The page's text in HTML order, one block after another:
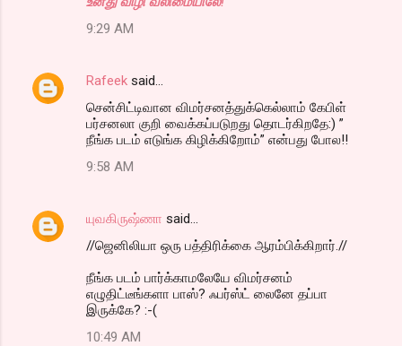
9:29 AM
Rafeek said…
சென்சிட்டிவான விமர்சனத்துக்கெல்லாம் கேபிள்
பர்சனலா குறி வைக்கப்படுறது தொடர்கிறதே:) ”
நீங்க படம் எடுங்க கிழிக்கிறோம்” என்பது போல!!
9:58 AM
யுவகிருஷ்ணா said…
//ஜெனிலியா ஒரு பத்திரிக்கை ஆரம்பிக்கிறார்.//
நீங்க படம் பார்க்காமலேயே விமர்சனம்
எழுதிட்டீங்களா பாஸ்? ஃபர்ஸ்ட் லைனே தப்பா
இருக்கே? :-(
10:49 AM